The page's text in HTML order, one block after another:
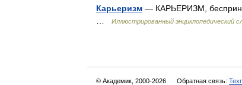
Карьеризм — КАРЬЕРИЗМ,
Иллюстрированный энциклопедический
© Академик, 2000-2026 Обратная связь: